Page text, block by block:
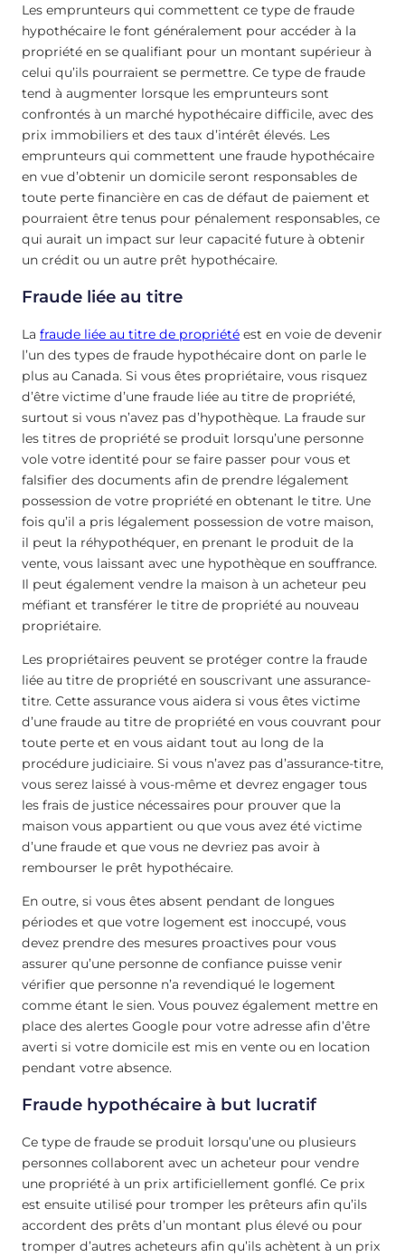
Les emprunteurs qui commettent ce type de fraude
hypothécaire le font généralement pour accéder à la
propriété en se qualifiant pour un montant supérieur à
celui qu’ils pourraient se permettre. Ce type de fraude
tend à augmenter lorsque les emprunteurs sont
confrontés à un marché hypothécaire difficile, avec des
prix immobiliers et des taux d’intérêt élevés. Les
emprunteurs qui commettent une fraude hypothécaire
en vue d’obtenir un domicile seront responsables de
toute perte financière en cas de défaut de paiement et
pourraient être tenus pour pénalement responsables, ce
qui aurait un impact sur leur capacité future à obtenir
un crédit ou un autre prêt hypothécaire.
Fraude liée au titre
La fraude liée au titre de propriété est en voie de devenir
l’un des types de fraude hypothécaire dont on parle le
plus au Canada. Si vous êtes propriétaire, vous risquez
d’être victime d’une fraude liée au titre de propriété,
surtout si vous n’avez pas d’hypothèque. La fraude sur
les titres de propriété se produit lorsqu’une personne
vole votre identité pour se faire passer pour vous et
falsifier des documents afin de prendre légalement
possession de votre propriété en obtenant le titre. Une
fois qu’il a pris légalement possession de votre maison,
il peut la réhypothéquer, en prenant le produit de la
vente, vous laissant avec une hypothèque en souffrance.
Il peut également vendre la maison à un acheteur peu
méfiant et transférer le titre de propriété au nouveau
propriétaire.
Les propriétaires peuvent se protéger contre la fraude
liée au titre de propriété en souscrivant une assurance-
titre. Cette assurance vous aidera si vous êtes victime
d’une fraude au titre de propriété en vous couvrant pour
toute perte et en vous aidant tout au long de la
procédure judiciaire. Si vous n’avez pas d’assurance-titre,
vous serez laissé à vous-même et devrez engager tous
les frais de justice nécessaires pour prouver que la
maison vous appartient ou que vous avez été victime
d’une fraude et que vous ne devriez pas avoir à
rembourser le prêt hypothécaire.
En outre, si vous êtes absent pendant de longues
périodes et que votre logement est inoccupé, vous
devez prendre des mesures proactives pour vous
assurer qu’une personne de confiance puisse venir
vérifier que personne n’a revendiqué le logement
comme étant le sien. Vous pouvez également mettre en
place des alertes Google pour votre adresse afin d’être
averti si votre domicile est mis en vente ou en location
pendant votre absence.
Fraude hypothécaire à but lucratif
Ce type de fraude se produit lorsqu’une ou plusieurs
personnes collaborent avec un acheteur pour vendre
une propriété à un prix artificiellement gonflé. Ce prix
est ensuite utilisé pour tromper les prêteurs afin qu’ils
accordent des prêts d’un montant plus élevé ou pour
tromper d’autres acheteurs afin qu’ils achètent à un prix